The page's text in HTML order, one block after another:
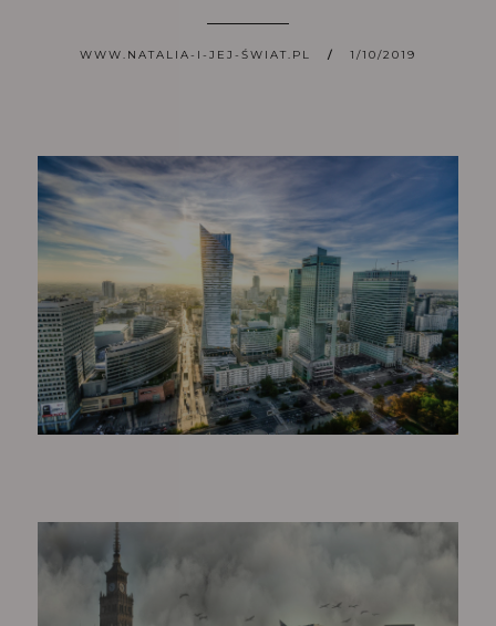
WWW.NATALIA-I-JEJ-ŚWIAT.PL 1/10/2019